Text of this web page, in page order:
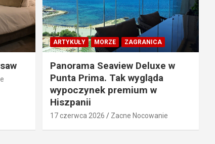
ARTYKUŁY MORZE ZAGRANICA
Panorama Seaview Deluxe w
Punta Prima. Tak wygląda
wypoczynek premium w
Hiszpanii
17 czerwca 2026 Zacne Nocowanie